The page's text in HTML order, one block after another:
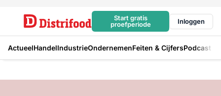
Start gratis
proefperiode
Inloggen
ActueelHandelIndustrieOndernemenFeiten & CijfersPodcast